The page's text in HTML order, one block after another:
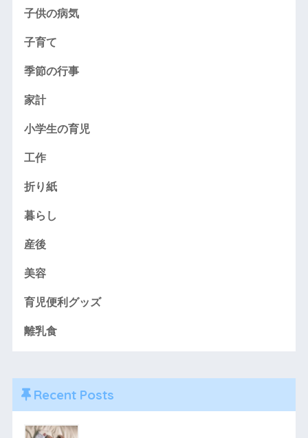
子供の病気
子育て
季節の行事
家計
小学生の育児
工作
折り紙
暮らし
産後
美容
育児便利グッズ
離乳食
Recent Posts